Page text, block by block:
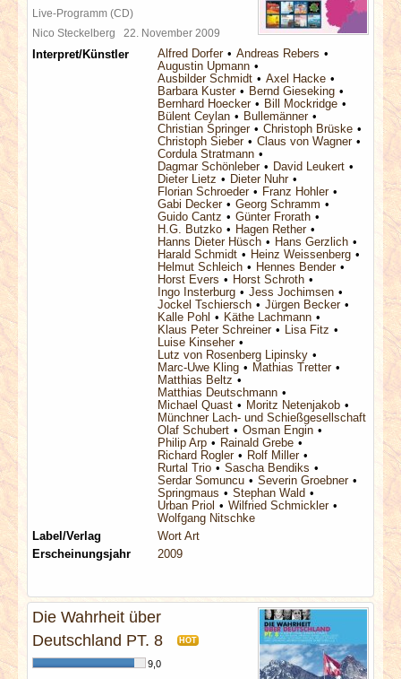
Live-Programm (CD)
Nico Steckelberg 22. November 2009
Interpret/Künstler Alfred Dorfer
Andreas Rebers
Augustin Upmann
Ausbilder Schmidt
Axel Hacke
Barbara Kuster
Bernd Gieseking
Bernhard Hoecker
Bill Mockridge
Bülent Ceylan
Bullemänner
Christian Springer
Christoph Brüske
Christoph Sieber
Claus von Wagner
Cordula Stratmann
Dagmar Schönleber
David Leukert
Dieter Lietz
Dieter Nuhr
Florian Schroeder
Franz Hohler
Gabi Decker
Georg Schramm
Guido Cantz
Günter Frorath
H.G. Butzko
Hagen Rether
Hanns Dieter Hüsch
Hans Gerzlich
Harald Schmidt
Heinz Weissenberg
Helmut Schleich
Hennes Bender
Horst Evers
Horst Schroth
Ingo Insterburg
Jess Jochimsen
Jockel Tschiersch
Jürgen Becker
Kalle Pohl
Käthe Lachmann
Klaus Peter Schreiner
Lisa Fitz
Luise Kinseher
Lutz von Rosenberg Lipinsky
Marc-Uwe Kling
Mathias Tretter
Matthias Beltz
Matthias Deutschmann
Michael Quast
Moritz Netenjakob
Münchner Lach- und Schießgesellschaft
Olaf Schubert
Osman Engin
Philip Arp
Rainald Grebe
Richard Rogler
Rolf Miller
Rurtal Trio
Sascha Bendiks
Serdar Somuncu
Severin Groebner
Springmaus
Stephan Wald
Urban Priol
Wilfried Schmickler
Wolfgang Nitschke
Label/Verlag
Wort Art
Erscheinungsjahr
2009
Die Wahrheit über
Deutschland PT. 8
HOT
9,0